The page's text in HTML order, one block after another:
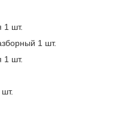
1 шт.
1 шт.
1 шт.